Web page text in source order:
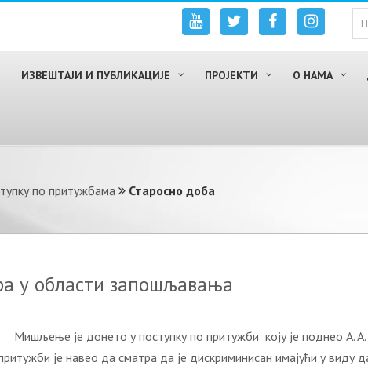
ИЗВЕШТАЈИ И ПУБЛИКАЦИЈЕ ПРОЈЕКТИ О НАМА
по притужбама Старосно доба
у области запошљавања
је донето у поступку по притужби коју је поднео A. A.
је навео да сматра да је дискриминисан имајући у виду